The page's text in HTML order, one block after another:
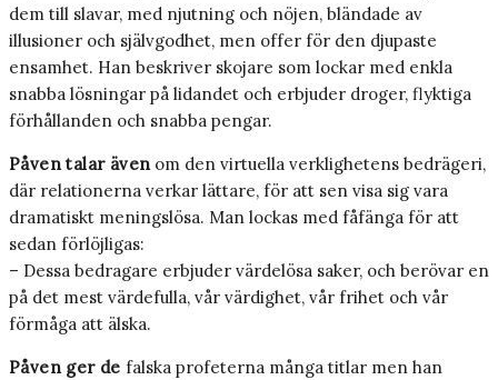
dem till slavar, med njutning och nöjen, bländade av
illusioner och självgodhet, men offer för den djupaste
ensamhet. Han beskriver skojare som lockar med enkla
snabba lösningar på lidandet och erbjuder droger, flyktiga
förhållanden och snabba pengar.
Påven talar även om den virtuella verklighetens bedrägeri,
där relationerna verkar lättare, för att sen visa sig vara
dramatiskt meningslösa. Man lockas med fåfänga för att
sedan förlöjligas:
– Dessa bedragare erbjuder värdelösa saker, och berövar en
på det mest värdefulla, vår värdighet, vår frihet och vår
förmåga att älska.
Påven ger de falska profeterna många titlar men han